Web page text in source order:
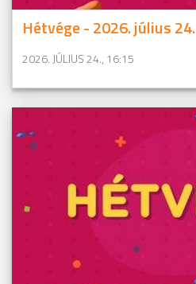
Hétvége - 2026. július 24.
2026. JÚLIUS 24., 16:15